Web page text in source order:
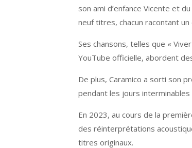
son ami d’enfance Vicente et
neuf titres, chacun racontant
Ses chansons, telles que «
YouTube officielle, abordent
De plus, Caramico a sorti son
pendant les jours interminables
En 2023, au cours de la
des réinterprétations
titres originaux.